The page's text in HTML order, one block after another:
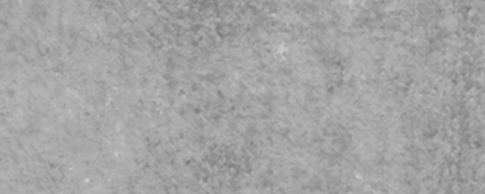
¥ASK
大規模ホール、野外イベント等
INPUT 64ch以上のライブ録音対応。
タイムコード同期やスプリッタ分岐対応。
稼働人数、
イベント規模、条件で金額の変動あり。